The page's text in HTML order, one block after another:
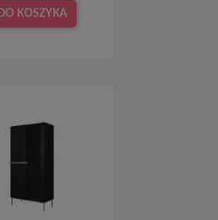
DO KOSZYKA